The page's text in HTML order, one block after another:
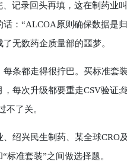
记录回头再填，这在制药业
：“ALCOA原则确保数据是
无数药企质量部的噩梦。
都走得很拧巴。买标准套
每次升级都要重走CSV验
不了关。
绍兴民生制药、某全球CRO
标准套装”之间做选择题。